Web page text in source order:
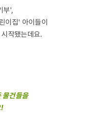
부',
이집' 아이들이
작됐는데요.
물건들을
!